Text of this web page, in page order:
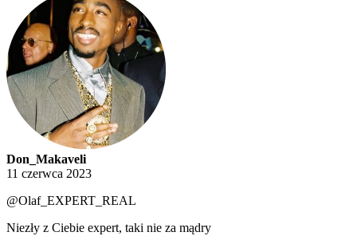
Don_Makaveli
11 czerwca 2023
@Olaf_EXPERT_REAL
Niezły z Ciebie expert, taki nie za mądry